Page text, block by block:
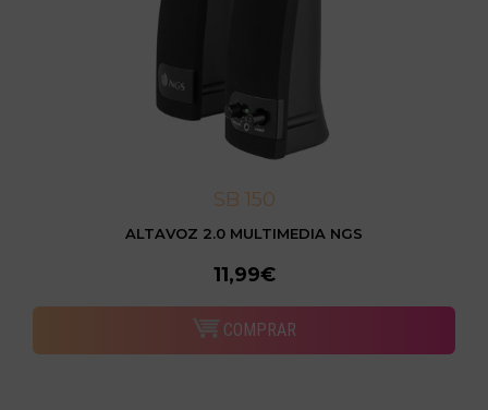
SB 150
ALTAVOZ 2.0 MULTIMEDIA NGS
11,99€
COMPRAR